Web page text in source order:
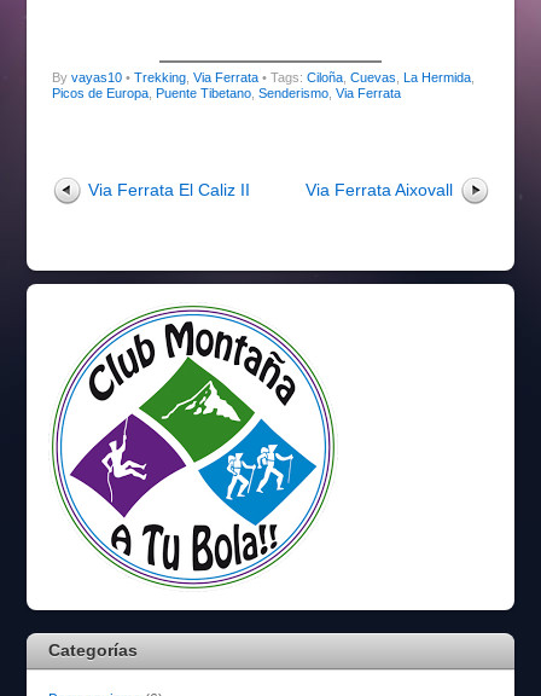
By vayas10• Trekking, Via Ferrata • Tags: Ciloña, Cuevas, La Hermida,
Picos de Europa, Puente Tibetano, Senderismo, Via Ferrata
Via Ferrata El Caliz II Via Ferrata Aixovall
Categorías